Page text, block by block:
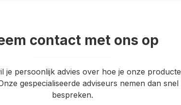
contact met ons op
je persoonlijk advies over hoe je onze
gespecialiseerde adviseurs nemen dan
bespreken.